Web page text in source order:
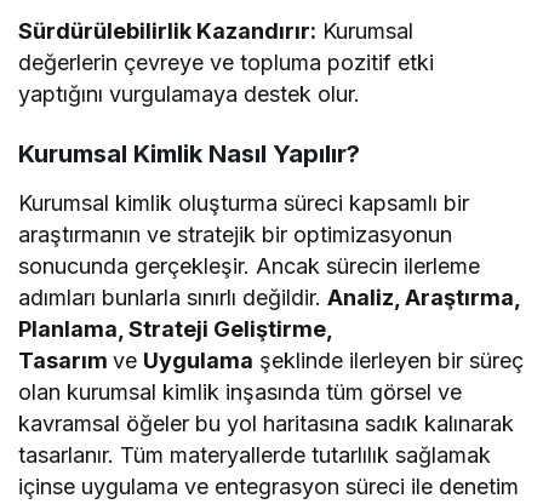
Sürdürülebilirlik Kazandırır: Kurumsal
değerlerin çevreye ve topluma pozitif etki
yaptığını vurgulamaya destek olur.
Kurumsal Kimlik Nasıl Yapılır?
Kurumsal kimlik oluşturma süreci kapsamlı bir
araştırmanın ve stratejik bir optimizasyonun
sonucunda gerçekleşir. Ancak sürecin ilerleme
adımları bunlarla sınırlı değildir.Analiz, Araştırma,
Planlama, Strateji Geliştirme,
Tasarımve Uygulama şeklinde ilerleyen bir süreç
olan kurumsal kimlik inşasında tüm görsel ve
kavramsal öğeler bu yol haritasına sadık kalınarak
tasarlanır. Tüm materyallerde tutarlılık sağlamak
içinse uygulama ve entegrasyon süreci ile denetim